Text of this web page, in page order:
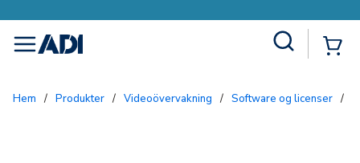
menu
Hem / Produkter / Videoövervakning / Software og licenser /